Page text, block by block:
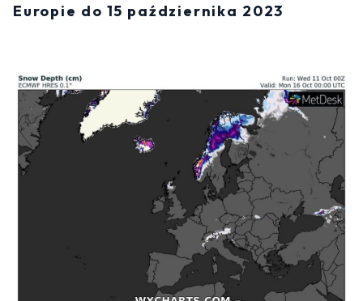
Europie do 15 października 2023